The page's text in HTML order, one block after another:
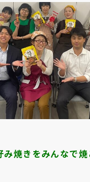
焼きをみんなで焼